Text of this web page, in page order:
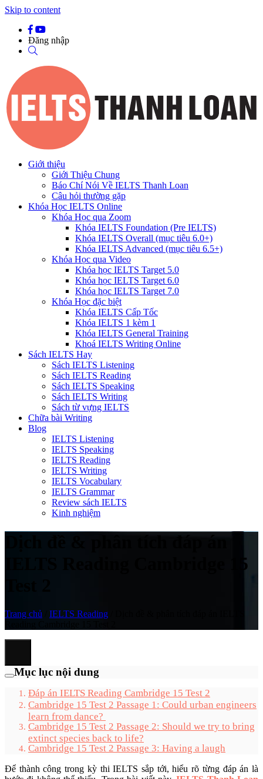
Skip to content
Đăng nhập
Giới thiệu
Giới Thiệu Chung
Báo Chí Nói Về IELTS Thanh Loan
Câu hỏi thường gặp
Khóa Học IELTS Online
Khóa Học qua Zoom
Khóa IELTS Foundation (Pre IELTS)
Khóa IELTS Overall (mục tiêu 6.0+)
Khóa IELTS Advanced (mục tiêu 6.5+)
Khóa Học qua Video
Khóa học IELTS Target 5.0
Khóa học IELTS Target 6.0
Khóa học IELTS Target 7.0
Khóa Học đặc biệt
Khóa IELTS Cấp Tốc
Khóa IELTS 1 kèm 1
Khóa IELTS General Training
Khoá IELTS Writing Online
Sách IELTS Hay
Sách IELTS Listening
Sách IELTS Reading
Sách IELTS Speaking
Sách IELTS Writing
Sách từ vựng IELTS
Chữa bài Writing
Blog
IELTS Listening
IELTS Speaking
IELTS Reading
IELTS Writing
IELTS Vocabulary
IELTS Grammar
Review sách IELTS
Kinh nghiệm
Dịch đề & phân tích đáp án
IELTS Reading Cambridge 15
Trang chủ IELTS Reading
Mục lục nội dung
Đáp án IELTS Reading Cambridge 15 Test 2
Cambridge 15 Test 2 Passage 1: Could urban engineers
learn from dance?
Cambridge 15 Test 2 Passage 2: Should we try to bring
extinct species back to life?
Cambridge 15 Test 2 Passage 3: Having a laugh
Để thành công trong kỳ thi IELTS sắp tới, hiểu rõ từng đáp án là